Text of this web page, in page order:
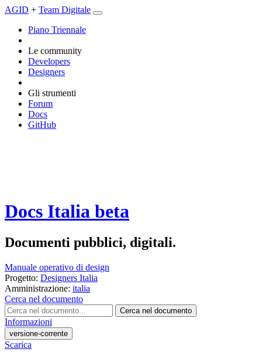
AGID + Team Digitale
Piano Triennale
Le community
Developers
Designers
Gli strumenti
Forum
Docs
GitHub
Docs Italia beta
Documenti pubblici, digitali.
Manuale operativo di design
Progetto: Designers Italia
Amministrazione: italia
Cerca nel documento
Cerca nel documento
Informazioni
versione-corrente
Scarica